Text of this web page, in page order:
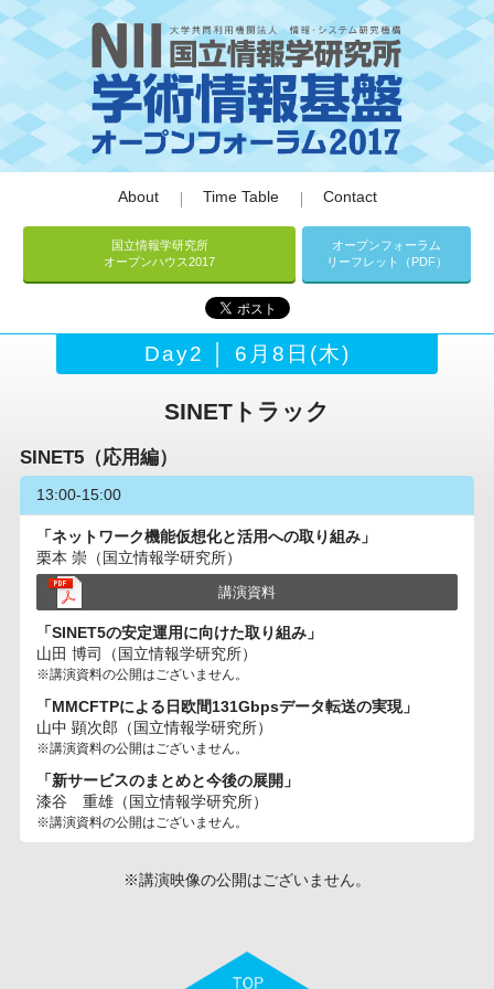
About Time Table Contact
国立情報学研究所
オープンハウス2017
オープンフォーラム
リーフレット（PDF）
Day2 │ 6月8日(木)
SINETトラック
SINET5（応用編）
13:00-15:00
「ネットワーク機能仮想化と活用への取り組み」
栗本 崇（国立情報学研究所）
講演資料
「SINET5の安定運用に向けた取り組み」
山田 博司（国立情報学研究所）
※講演資料の公開はございません。
「MMCFTPによる日欧間131Gbpsデータ転送の実現」
山中 顕次郎（国立情報学研究所）
※講演資料の公開はございません。
「新サービスのまとめと今後の展開」
漆谷 重雄（国立情報学研究所）
※講演資料の公開はございません。
※講演映像の公開はございません。